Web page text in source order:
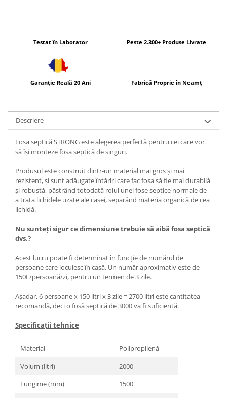
Testat în Laborator Peste 2.300+ Produse Livrate
Garanție Reală 20 Ani Fabrică Proprie în Neamț
Descriere
Fosa septică STRONG este alegerea perfectă pentru cei care vor
să își monteze fosa septică de singuri.
Produsul este construit dintr-un material mai gros și mai
rezistent, și sunt adăugate întăriri care fac fosa să fie mai durabilă
și robustă, păstrând totodată rolul unei fose septice normale de
a trata lichidele uzate ale casei, separând materia organică de cea
lichidă.
Nu sunteți sigur ce dimensiune trebuie să aibă fosa septică
dvs.?
Acest lucru poate fi determinat în funcție de numărul de
persoane care locuiesc în casă. Un număr aproximativ este de
150L/persoană/zi, pentru un termen de 3 zile.
Așadar, 6 persoane x 150 litri x 3 zile = 2700 litri este cantitatea
recomandă, deci o fosă septică de 3000 va fi suficientă.
Specificații tehnice
Material
Polipropilenă
Volum (litri)
2000
Lungime (mm)
1500